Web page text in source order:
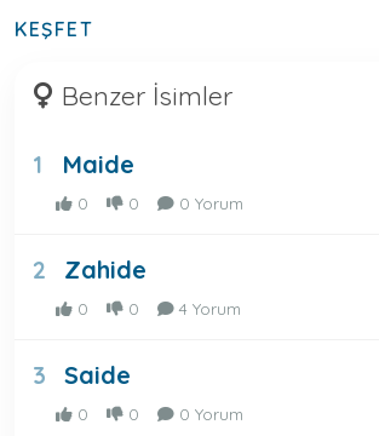
KEŞFET
Benzer İsimler
1 Maide
0 0 0 Yorum
2 Zahide
0 0 4 Yorum
3 Saide
0 0 0 Yorum